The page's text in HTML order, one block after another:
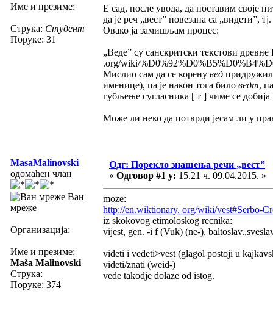
Име и презиме:
Струка: Студент
Поруке: 31
Е сад, после увода, да поставим своје
да је реч „вест” повезана са „видети”,
Овако ја замишљам процес:
„Веде” су санскритски текстови
.org/wiki/
Мислио сам да се корену вед
именице), па је након тога било ведт,
губљење сугласника [ т ] чиме се
Може ли неко да потврди јесам ли у
MasaMalinovski
одомаћен члан
Ван
мреже
Организација:
Име и презиме:
Maša Malinovski
Струка:
Поруке: 374
Одг: Порекло знашења речи „вест”
« Одговор #1 у: 15.21 ч. 09.04.2015. »
moze:
http://en.wiktionary. org/wiki/vest#Serbo-
iz skokovog etimoloskog recnika:
vijest, gen. -i f (Vuk) (ne-),
videti i vedeti>vest (glagol postoji u
videti/znati (weid-)
vede takodje dolaze od istog.